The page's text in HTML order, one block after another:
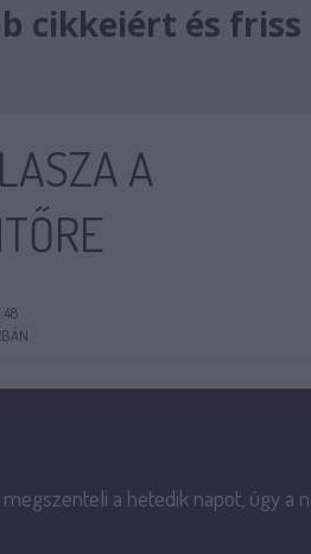
cikkeiért és
A
a hetedik napot, úgy a